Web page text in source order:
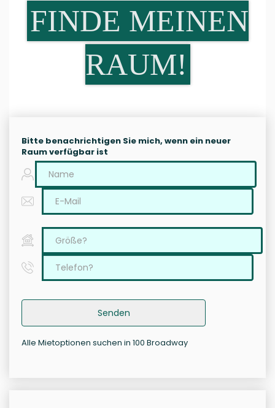
FINDE MEINEN
RAUM!
Bitte benachrichtigen Sie mich, wenn ein neuer
Raum verfügbar ist
Senden
Alle Mietoptionen suchen in 100 Broadway